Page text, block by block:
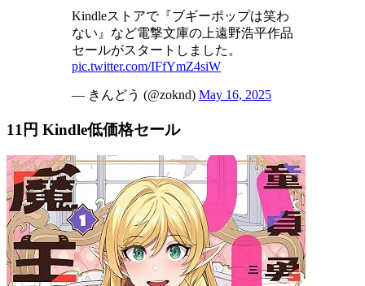
Kindleストアで『ブギーポップは笑わ
ない』など電撃文庫の上遠野浩平作品
セールがスタートしました。
pic.twitter.com/IFfYmZ4siW
— きんどう (@zoknd) May 16, 2025
11円 Kindle低価格セール